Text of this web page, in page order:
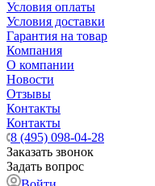
Условия оплаты
Условия доставки
Гарантия на товар
Компания
О компании
Новости
Отзывы
Контакты
Контакты
8 (495) 098-04-28
Заказать звонок
Задать вопрос